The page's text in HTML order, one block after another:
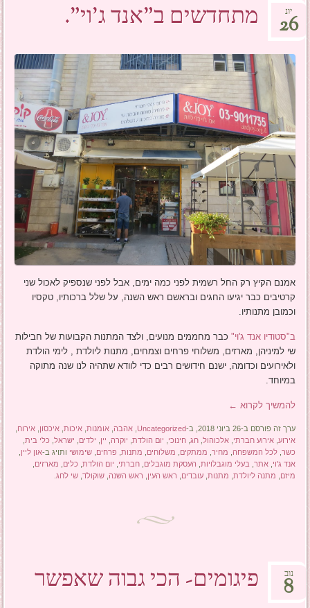
מתחדשים ב"אנד ג'וי". יונ
26
אמנם הקיץ רק החל רשמית לפני כמה ימים, אבל לפני שנספיק לאכול שני
קרטיבים כבר יגיעו החגים ובראשם ראש השנה, על שלל ברכותיו, טקסיו
וכמובן מתנותיו.
ב"סטודיו אנד ג'וי" כבר מחממים מנועים, ולצד המתנות הקבועות של חבילות
שי למיניהן, מארזים, משלוחי פרחים וצמחים, מתנות ליולדת , לימי הולדת
ולאירועים וכדומה, ישנם חידושים רבים כדי לוודא שתהיה לנו שנה מתוקה
במיוחד.
להמשיך לקרוא ←
ערך זה פורסם ב-26 ביוני 2018, ב- Uncategorized
,אהבה ,אומנות ,איכות ,איכסון ,אירוח
אירוע ,אירוע חברתי ,אלכוהול ,חג ,חינוכי יום הולדת יוקרה יין ילדים ישראל כלי בית
כשר ,לכל המשפחה מחיר ממתקים משלוחים מתנות פרחים ,שימושי ותויג ב-און ליין
אנד ג'וי ,אתר בעלי מוגבלויות העסקת מוגבלים ,חברתי יום הולדת כלים מארזים
מיזם
מתנה ליולדת מתנות ,עובדים ראש העין ראש השנה ,שוקולד ,שי לחג
פיגומים- הכי גבוה שאפשר נוב
8